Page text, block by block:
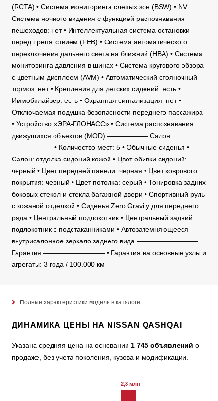
(RCTA) • Система мониторинга слепых зон (BSW) • NV
Система ночного видения с функцией распознавания
пешеходов: нет • Интеллектуальная система остановки
перед препятствием (FEB) • Система автоматического
переключения дальнего света на ближний (HBA) • Система
мониторинга давления в шинах • Система кругового обзора
с цветным дисплеем (AVM) • Автоматический стояночный
тормоз: нет • Крепления для детских сидений: есть •
Иммобилайзер: есть • Охранная сигнализация: нет •
Отключаемая подушка безопасности переднего пассажира
• Устройство «ЭРА-ГЛОНАСС» • Система распознавания
движущихся объектов (MOD) —————— Салон
—————— • Количество мест: 5 • Обычные сиденья •
Салон: отделка сидений кожей • Цвет обивки сидений:
черный • Цвет передней панели: черная • Цвет коврового
покрытия: черный • Цвет потолка: серый • Тонировка задних
боковых стекол и стекла багажной двери • Спортивный руль
с кожаной отделкой • Сиденья Zero Gravity для переднего
ряда • Центральный подлокотник • Центральный задний
подлокотник с подстаканниками • Автозатемняющееся
внутрисалонное зеркало заднего вида —————————
Гарантия ————————— • Гарантия на основные узлы и
агрегаты: 3 года / 100.000 км
Полные характеристики модели в каталоге
ДИНАМИКА ЦЕНЫ НА NISSAN QASHQAI
Указана средняя цена на основании 1 745 объявлений о
продаже, без учета поколения, кузова и модификации.
2,8 млн